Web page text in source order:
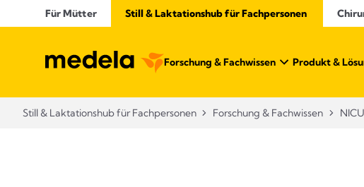
Für Mütter Still & Laktationshub für Fachpersonen
Forschung & Fachwissen Produkt &
Still & Laktationshub für Fachpersonen Forschung & Fachwissen NICU